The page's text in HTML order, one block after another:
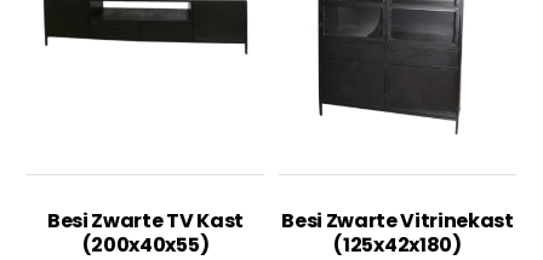
Besi Zwarte TV Kast
(200x40x55)
Besi Zwarte Vitrinekast
(125x42x180)